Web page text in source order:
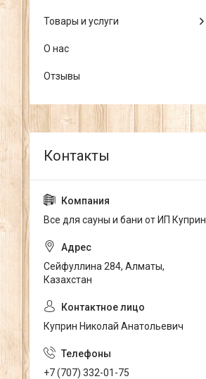
Товары и услуги
О нас
Отзывы
Все для сауны и бани от ИП Куприн.
Сейфуллина 284, Алматы,
Казахстан
Куприн Николай Анатольевич
+7 (707) 332-01-75